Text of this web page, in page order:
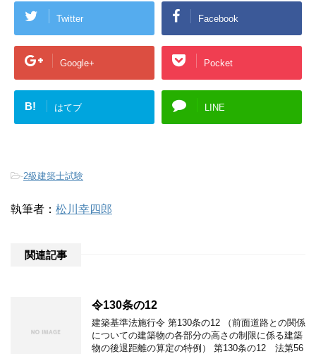
Twitter Facebook
Google+ Pocket
B! はてブ LINE
-2級建築士試験
執筆者： 松川幸四郎
関連記事
令130条の12
建築基準法施行令 第130条の12 （前面道路との関係
についての建築物の各部分の高さの制限に係る建築
物の後退距離の算定の特例） 第130条の12 法第56